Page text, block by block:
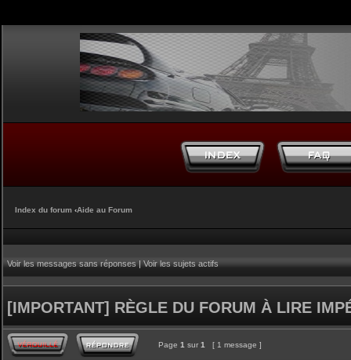
Index du forum ‹Aide au Forum
Voir les messages sans réponses|Voir les sujets actifs
[IMPORTANT] RÈGLE DU FORUM À LIRE
Page 1 sur 1 [ 1 message ]